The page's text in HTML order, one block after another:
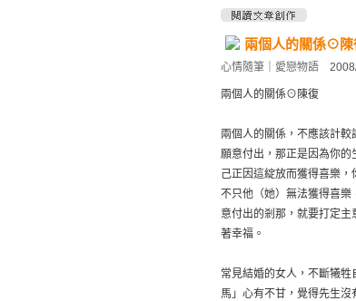
兩個人的關係⊙陳
心情隨筆 愛戀物語
兩個人的關係⊙陳復
兩個人的關係，不應該計
願意付出，那正是因為你的
己正因這綻放而獲得喜樂，
不只他（她）無法獲得喜
意付出的剎那，就要打定
著幸福。
常見結婚的女人，不斷犧
馬」心有不甘，覺得先生